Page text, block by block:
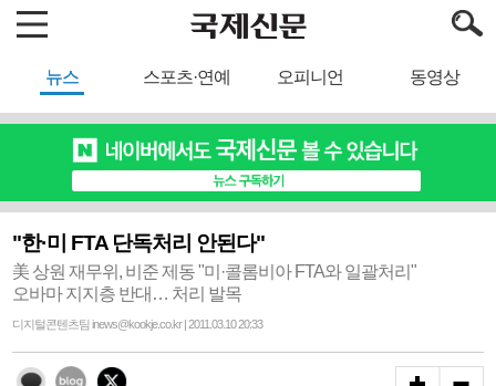
뉴스 스포츠·연예 오피니언 동영상
"한·미 FTA 단독처리 안된다"
美 상원 재무위, 비준 제동 "미·콜롬비아 FTA와 일괄처리"
오바마 지지층 반대… 처리 발목
디지털콘텐츠팀 inews@kookje.co.kr | 2011.03.10 20:33